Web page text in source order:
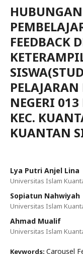
FEEDBACK
NEGERI
KEC.
KUANTAN
Lya Putri Anjel Lina
Universitas Islam
Sopiatun Nahwiyah
Universitas Islam
Ahmad Mualif
Universitas Islam
Keywords: Carousel